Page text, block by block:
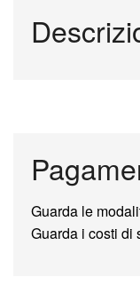
Guarda le
Guarda i costi di